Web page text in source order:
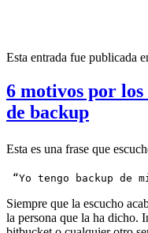
Esta entrada fue publicada
6 motivos por los
de backup
Esta es una frase que
“Yo tengo backup
Siempre que la escucho
la persona que la ha dicho.